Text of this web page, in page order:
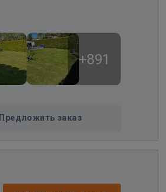
+891
Предложить заказ